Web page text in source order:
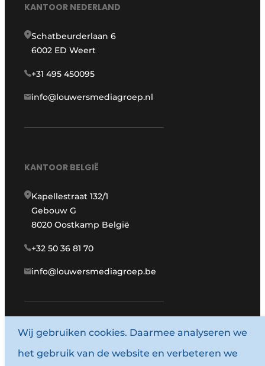
KANTOOR NEDERLAND
Schatbeurderlaan 6
6002 ED Weert
+31 495 450095
info@louwersmediagroep.nl
KANTOOR BELGIË
Kapellestraat 132/1
Gebouw G
8020 Oostkamp België
+32 50 36 81 70
info@louwersmediagroep.be
www.louwersmediagroep.com
© 1987 - 2026 Louwersmediagroep.
Wij gebruiken cookies. Daarmee analyseren we
het gebruik van de website en verbeteren we